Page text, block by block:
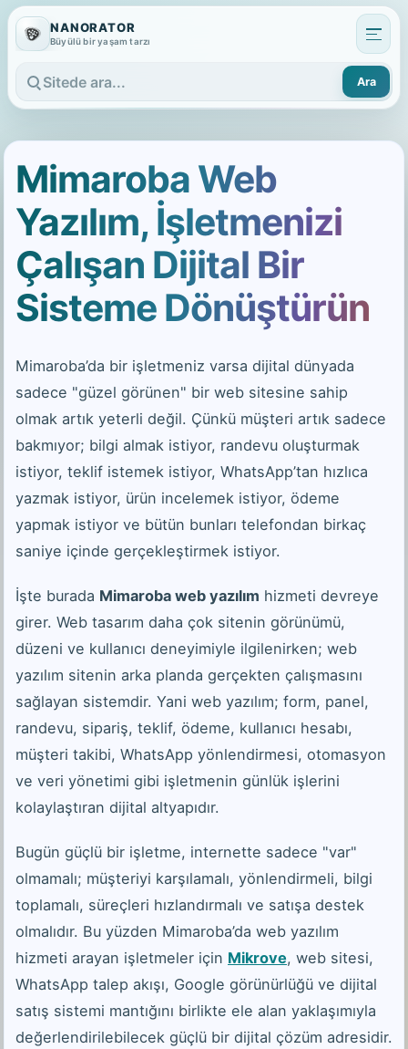
NANORATOR
Büyülü bir yaşam tarzı
Sitede ara
Ara
Mimaroba Web
Yazılım, İşletmenizi
Çalışan Dijital Bir
Sisteme Dönüştürün
Mimaroba’da bir işletmeniz varsa dijital dünyada
sadece "güzel görünen" bir web sitesine sahip
olmak artık yeterli değil. Çünkü müşteri artık sadece
bakmıyor; bilgi almak istiyor, randevu oluşturmak
istiyor, teklif istemek istiyor, WhatsApp’tan hızlıca
yazmak istiyor, ürün incelemek istiyor, ödeme
yapmak istiyor ve bütün bunları telefondan birkaç
saniye içinde gerçekleştirmek istiyor.
İşte burada Mimaroba web yazılım hizmeti devreye
girer. Web tasarım daha çok sitenin görünümü,
düzeni ve kullanıcı deneyimiyle ilgilenirken; web
yazılım sitenin arka planda gerçekten çalışmasını
sağlayan sistemdir. Yani web yazılım; form, panel,
randevu, sipariş, teklif, ödeme, kullanıcı hesabı,
müşteri takibi, WhatsApp yönlendirmesi, otomasyon
ve veri yönetimi gibi işletmenin günlük işlerini
kolaylaştıran dijital altyapıdır.
Bugün güçlü bir işletme, internette sadece "var"
olmamalı; müşteriyi karşılamalı, yönlendirmeli, bilgi
toplamalı, süreçleri hızlandırmalı ve satışa destek
olmalıdır. Bu yüzden Mimaroba’da web yazılım
hizmeti arayan işletmeler için Mikrove, web sitesi,
WhatsApp talep akışı, Google görünürlüğü ve dijital
satış sistemi mantığını birlikte ele alan yaklaşımıyla
değerlendirilebilecek güçlü bir dijital çözüm adresidir.